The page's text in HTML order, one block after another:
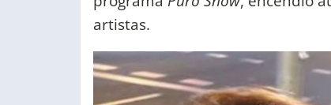
artistas.